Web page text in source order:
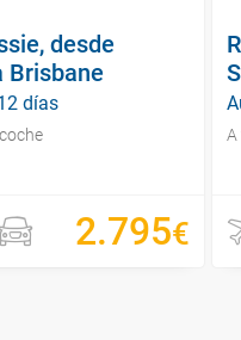
desde
Brisbane
días
2.795€
A